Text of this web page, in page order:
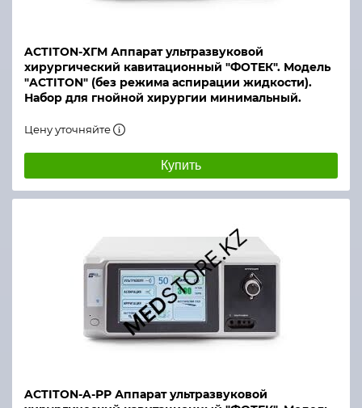
ACTITON-ХГМ Аппарат ультразвуковой
хирургический кавитационный "ФОТЕК". Модель
"ACTITON" (без режима аспирации жидкости).
Набор для гнойной хирургии минимальный.
Цену уточняйте
Купить
ACTITON-A-РР Аппарат ультразвуковой